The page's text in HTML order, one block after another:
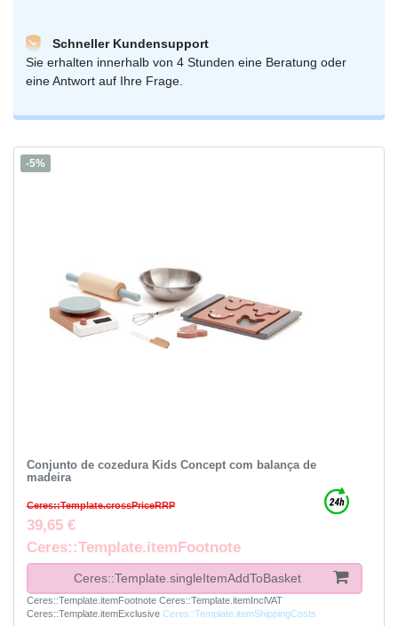
Schneller Kundensupport
Sie erhalten innerhalb von 4 Stunden eine Beratung oder
eine Antwort auf Ihre Frage.
-5%
Conjunto de cozedura Kids Concept com balança de
madeira
Ceres::Template.crossPriceRRP
39,65 €
Ceres::Template.itemFootnote
Ceres::Template.singleItemAddToBasket
Ceres::Template.itemFootnote Ceres::Template.itemInclVAT
Ceres::Template.itemExclusive Ceres::Template.itemShippingCosts